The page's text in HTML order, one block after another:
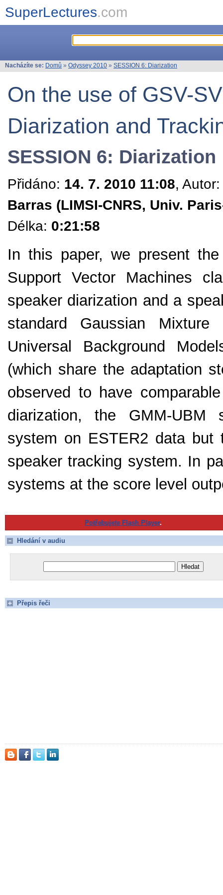
SuperLectures.com
Nacházíte se: Domů » Odyssey 2010 » SESSION 6: Diarization
On the use of GSV-
Diarization and
SESSION 6: Diarization
Přidáno: 14. 7. 2010 11:08,
Barras (LIMSI-CNRS, Univ.
Délka: 0:21:58
In this paper, we present
Support Vector Machines
speaker diarization and a
standard Gaussian
Universal Background
(which share the adaptation
observed to have
diarization, the GMM-UBM
system on ESTER2 data
speaker tracking system. In
systems at the score level
Potřebujete Flash Player.
Hledání v audiu
Přepis řeči